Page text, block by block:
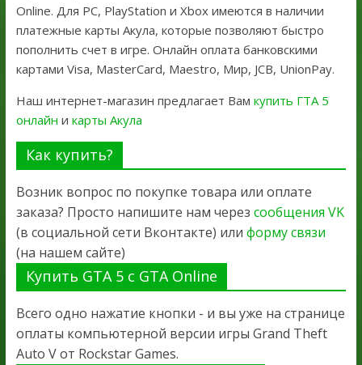
Online. Для PC, PlayStation и Xbox имеются в наличии
платежные карты Акула, которые позволяют быстро
пополнить счет в игре. Онлайн оплата банковскими
картами Visa, MasterCard, Maestro, Мир, JCB, UnionPay.
Наш интернет-магазин предлагает Вам купить ГТА 5
онлайн и карты Акула
Как купить?
Возник вопрос по покупке товара или оплате
заказа? Просто напишите нам через сообщения VK
(в социальной сети Вконтакте) или форму связи
(на нашем сайте)
Купить GTA 5 с GTA Online
Всего одно нажатие кнопки - и вы уже на странице
оплаты компьютерной версии игры Grand Theft
Auto V от Rockstar Games.